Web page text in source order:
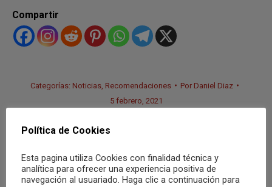
Compartir
Categorías: Noticias, Recomendaciones Por Daniel Diaz
5 febrero, 2021
Política de Cookies
Esta pagina utiliza Cookies con finalidad técnica y
analítica para ofrecer una experiencia positiva de
navegación al usuariado. Haga clic a continuación para